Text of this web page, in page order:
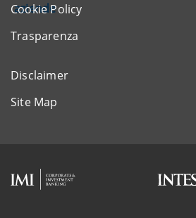
aziende
Cookie Policy
Trasparenza
Disclaimer
Site Map